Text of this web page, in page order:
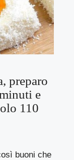
preparo
e
110
buoni che